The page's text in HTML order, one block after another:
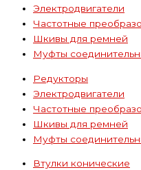
Электродвигатели
Частотные
Шкивы для ремней
Муфты
Редукторы
Электродвигатели
Частотные
Шкивы для ремней
Муфты
Втулки конические